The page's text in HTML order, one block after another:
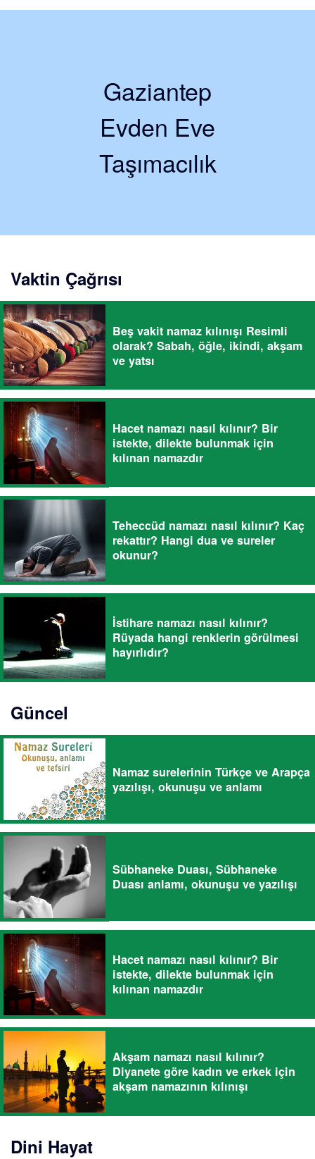
Gaziantep
Evden Eve
Taşımacılık
Vaktin Çağrısı
Beş vakit namaz kılınışı Resimli
olarak? Sabah, öğle, ikindi, akşam
ve yatsı
Hacet namazı nasıl kılınır? Bir
istekte, dilekte bulunmak için
kılınan namazdır
Teheccüd namazı nasıl kılınır? Kaç
rekattır? Hangi dua ve sureler
okunur?
İstihare namazı nasıl kılınır?
Rüyada hangi renklerin görülmesi
hayırlıdır?
Güncel
Namaz surelerinin Türkçe ve Arapça
yazılışı, okunuşu ve anlamı
Sübhaneke Duası, Sübhaneke
Duası anlamı, okunuşu ve yazılışı
Hacet namazı nasıl kılınır? Bir
istekte, dilekte bulunmak için
kılınan namazdır
Akşam namazı nasıl kılınır?
Diyanete göre kadın ve erkek için
akşam namazının kılınışı
Dini Hayat